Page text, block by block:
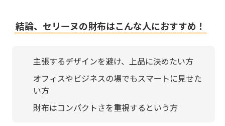
結論、セリーヌの財布はこんな人におすすめ！
主張するデザインを避け、上品に決めたい方
オフィスやビジネスの場でもスマートに見せた
い方
財布はコンパクトさを重視するという方